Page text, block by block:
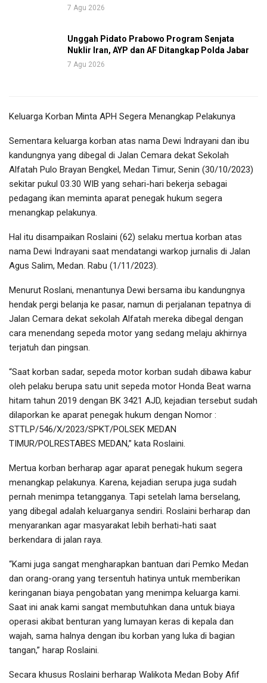
7 Agu 2026
Unggah Pidato Prabowo Program Senjata
Nuklir Iran, AYP dan AF Ditangkap Polda Jabar
7 Agu 2026
Keluarga Korban Minta APH Segera Menangkap Pelakunya
Sementara keluarga korban atas nama Dewi Indrayani dan ibu
kandungnya yang dibegal di Jalan Cemara dekat Sekolah
Alfatah Pulo Brayan Bengkel, Medan Timur, Senin (30/10/2023)
sekitar pukul 03.30 WIB yang sehari-hari bekerja sebagai
pedagang ikan meminta aparat penegak hukum segera
menangkap pelakunya.
Hal itu disampaikan Roslaini (62) selaku mertua korban atas
nama Dewi Indrayani saat mendatangi warkop jurnalis di Jalan
Agus Salim, Medan. Rabu (1/11/2023).
Menurut Roslani, menantunya Dewi bersama ibu kandungnya
hendak pergi belanja ke pasar, namun di perjalanan tepatnya di
Jalan Cemara dekat sekolah Alfatah mereka dibegal dengan
cara menendang sepeda motor yang sedang melaju akhirnya
terjatuh dan pingsan.
“Saat korban sadar, sepeda motor korban sudah dibawa kabur
oleh pelaku berupa satu unit sepeda motor Honda Beat warna
hitam tahun 2019 dengan BK 3421 AJD, kejadian tersebut sudah
dilaporkan ke aparat penegak hukum dengan Nomor :
STTLP/546/X/2023/SPKT/POLSEK MEDAN
TIMUR/POLRESTABES MEDAN,” kata Roslaini.
Mertua korban berharap agar aparat penegak hukum segera
menangkap pelakunya. Karena, kejadian serupa juga sudah
pernah menimpa tetangganya. Tapi setelah lama berselang,
yang dibegal adalah keluarganya sendiri. Roslaini berharap dan
menyarankan agar masyarakat lebih berhati-hati saat
berkendara di jalan raya.
“Kami juga sangat mengharapkan bantuan dari Pemko Medan
dan orang-orang yang tersentuh hatinya untuk memberikan
keringanan biaya pengobatan yang menimpa keluarga kami.
Saat ini anak kami sangat membutuhkan dana untuk biaya
operasi akibat benturan yang lumayan keras di kepala dan
wajah, sama halnya dengan ibu korban yang luka di bagian
tangan,” harap Roslaini.
Secara khusus Roslaini berharap Walikota Medan Boby Afif